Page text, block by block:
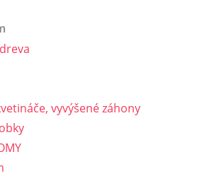
vyvýšené záhony